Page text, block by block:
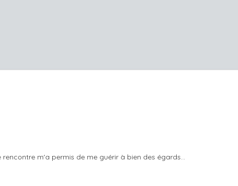
m'a permis de me guérir à bien des égards...